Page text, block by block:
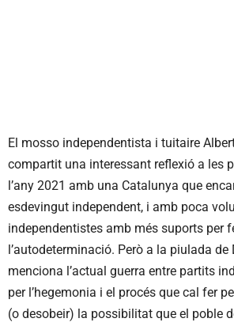
El mosso independentista i tuitaire
compartit una interessant reflexió a les
l’any 2021 amb una Catalunya que
esdevingut independent, i amb poca
independentistes amb més suports per
l’autodeterminació. Però a la piulada de
menciona l’actual guerra entre partits
per l’hegemonia i el procés que cal fer
(o desobeir) la possibilitat que el poble